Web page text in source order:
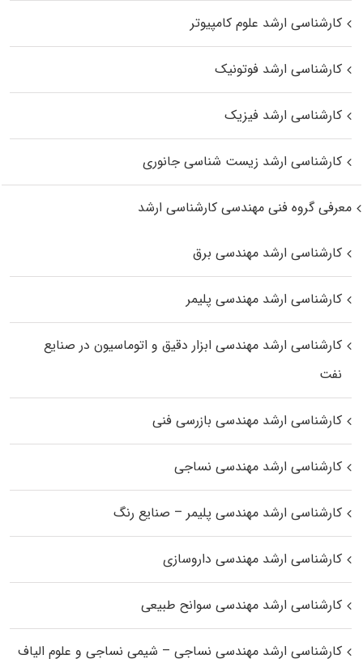
کارشناسی ارشد علوم کامپیوتر
کارشناسی ارشد فوتونیک
کارشناسی ارشد فیزیک
کارشناسی ارشد زیست‌ شناسی جانوری
معرفی گروه فنی مهندسی کارشناسی ارشد
کارشناسی ارشد مهندسی برق
کارشناسی ارشد مهندسی پلیمر
کارشناسی ارشد مهندسی ابزار دقیق و اتوماسیون در صنایع
نفت
کارشناسی ارشد مهندسی بازرسی فنی
کارشناسی ارشد مهندسی نساجی
کارشناسی ارشد مهندسی پلیمر – صنایع رنگ
کارشناسی ارشد مهندسی داروسازی
کارشناسی ارشد مهندسی سوانح طبیعی
کارشناسی ارشد مهندسی نساجی – شیمی نساجی و علوم الیاف